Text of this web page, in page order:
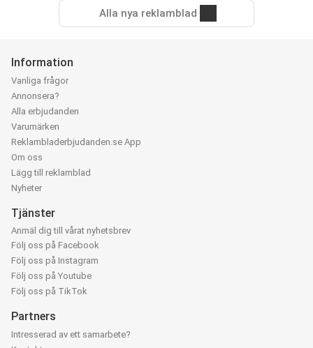
Alla nya reklamblad
Information
Vanliga frågor
Annonsera?
Alla erbjudanden
Varumärken
Reklambladerbjudanden.se App
Om oss
Lägg till reklamblad
Nyheter
Tjänster
Anmäl dig till vårat nyhetsbrev
Följ oss på Facebook
Följ oss på Instagram
Följ oss på Youtube
Följ oss på TikTok
Partners
Intresserad av ett samarbete?